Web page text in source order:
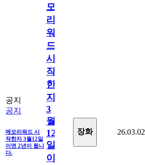
공지
공지
메모리워드 시
작한지 3월12일
이면 2년이 됩니
다.
모
리
워
드
시
작
한
지
3
월
12
일
이
장화 26.03.02